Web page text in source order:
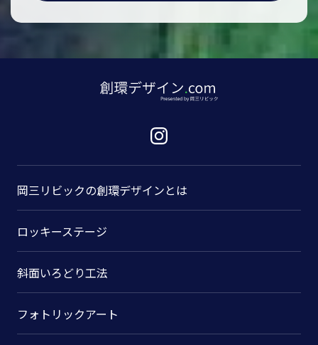
岡三リビックの創環デザインとは
ロッキーステージ
斜面いろどり工法
フォトリックアート